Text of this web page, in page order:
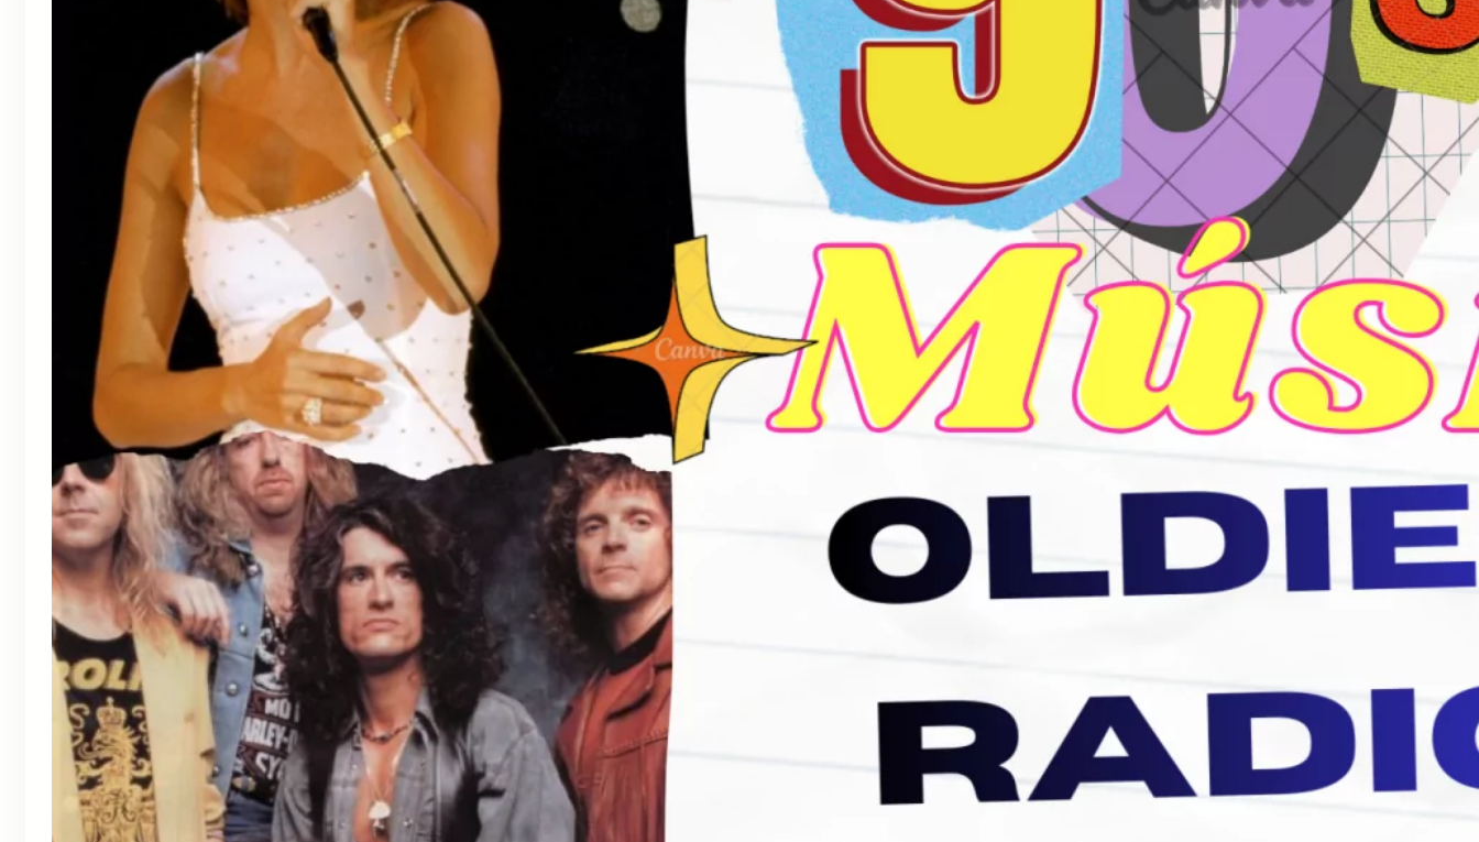
junio 2024
mayo 2024
marzo 2024
febrero 2024
enero 2024
diciembre 2023
noviembre 2023
octubre 2023
septiembre 2023
agosto 2023
julio 2023
junio 2023
mayo 2023
abril 2023
julio 2022
junio 2022
noviembre 2021
septiembre 2021
agosto 2021
julio 2021